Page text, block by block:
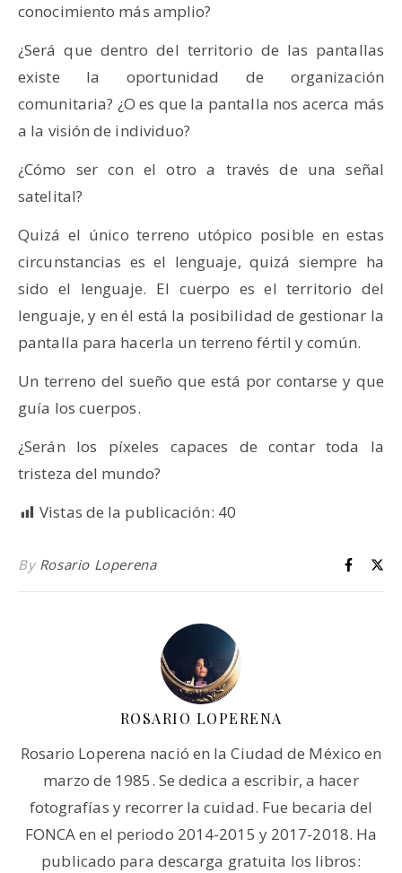
conocimiento más amplio?
¿Será que dentro del territorio de las pantallas
existe la oportunidad de organización
comunitaria? ¿O es que la pantalla nos acerca más
a la visión de individuo?
¿Cómo ser con el otro a través de una señal
satelital?
Quizá el único terreno utópico posible en estas
circunstancias es el lenguaje, quizá siempre ha
sido el lenguaje. El cuerpo es el territorio del
lenguaje, y en él está la posibilidad de gestionar la
pantalla para hacerla un terreno fértil y común.
Un terreno del sueño que está por contarse y que
guía los cuerpos.
¿Serán los píxeles capaces de contar toda la
tristeza del mundo?
Vistas de la publicación: 40
By Rosario Loperena
ROSARIO LOPERENA
Rosario Loperena nació en la Ciudad de México en
marzo de 1985. Se dedica a escribir, a hacer
fotografías y recorrer la cuidad. Fue becaria del
FONCA en el periodo 2014-2015 y 2017-2018. Ha
publicado para descarga gratuita los libros: